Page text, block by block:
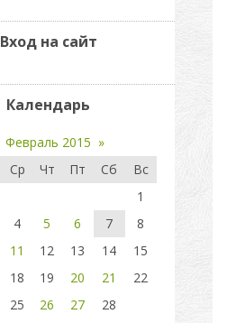
Вход на сайт
Календарь
Февраль 2015 »
Ср Чт Пт Сб
Вс
1
4 5 6 7
8
11 12 13 14
15
18 19 20 21
22
25 26 27 28